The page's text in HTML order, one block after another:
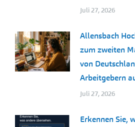
Juli 27, 2026
Allensbach
zum zweiten
von
Arbeitgebern
Juli 27, 2026
Erkennen Sie,